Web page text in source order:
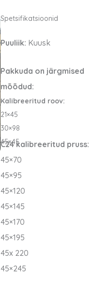
Spetsifikatsioonid
Puuliik: Kuusk
Pakkuda on järgmised
mõõdud:
Kalibreeritud roov:
21×45
30×98
45×45
C24 kalibreeritud pruss:
45×70
45×95
45×120
45×145
45×170
45×195
45x 220
45×245